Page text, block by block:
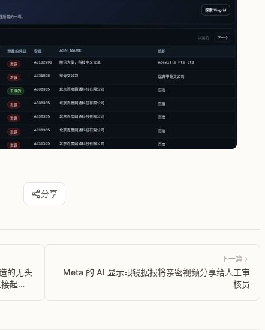
分享
的无头
起
下一篇
Meta 的 AI 显示眼镜据报将亲密视频分享给人工审
核员